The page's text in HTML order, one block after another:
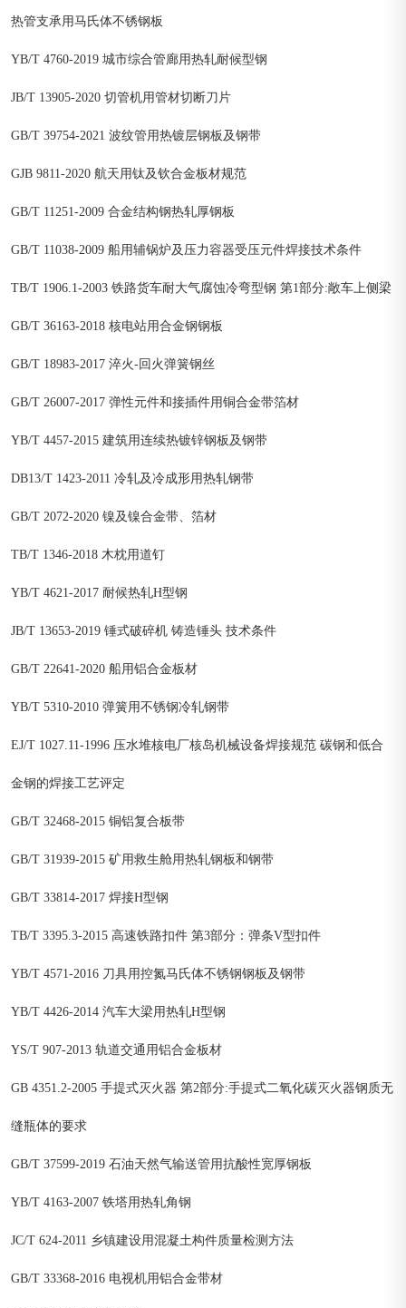
热管支承用马氏体不锈钢板
YB/T 4760-2019 城市综合管廊用热轧耐候型钢
JB/T 13905-2020 切管机用管材切断刀片
GB/T 39754-2021 波纹管用热镀层钢板及钢带
GJB 9811-2020 航天用钛及钦合金板材规范
GB/T 11251-2009 合金结构钢热轧厚钢板
GB/T 11038-2009 船用辅锅炉及压力容器受压元件焊接技术条件
TB/T 1906.1-2003 铁路货车耐大气腐蚀冷弯型钢 第1部分:敞车上侧梁
GB/T 36163-2018 核电站用合金钢钢板
GB/T 18983-2017 淬火-回火弹簧钢丝
GB/T 26007-2017 弹性元件和接插件用铜合金带箔材
YB/T 4457-2015 建筑用连续热镀锌钢板及钢带
DB13/T 1423-2011 冷轧及冷成形用热轧钢带
GB/T 2072-2020 镍及镍合金带、箔材
TB/T 1346-2018 木枕用道钉
YB/T 4621-2017 耐候热轧H型钢
JB/T 13653-2019 锤式破碎机 铸造锤头 技术条件
GB/T 22641-2020 船用铝合金板材
YB/T 5310-2010 弹簧用不锈钢冷轧钢带
EJ/T 1027.11-1996 压水堆核电厂核岛机械设备焊接规范 碳钢和低合
金钢的焊接工艺评定
GB/T 32468-2015 铜铝复合板带
GB/T 31939-2015 矿用救生舱用热轧钢板和钢带
GB/T 33814-2017 焊接H型钢
TB/T 3395.3-2015 高速铁路扣件 第3部分：弹条V型扣件
YB/T 4571-2016 刀具用控氮马氏体不锈钢钢板及钢带
YB/T 4426-2014 汽车大梁用热轧H型钢
YS/T 907-2013 轨道交通用铝合金板材
GB 4351.2-2005 手提式灭火器 第2部分:手提式二氧化碳灭火器钢质无
缝瓶体的要求
GB/T 37599-2019 石油天然气输送管用抗酸性宽厚钢板
YB/T 4163-2007 铁塔用热轧角钢
JC/T 624-2011 乡镇建设用混凝土构件质量检测方法
GB/T 33368-2016 电视机用铝合金带材